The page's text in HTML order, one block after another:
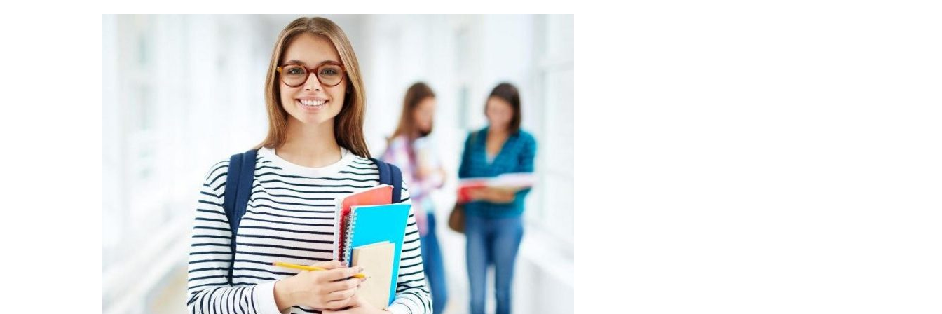
Onaylı Not belgesi (transkript); başvuruda bulunan öğrencinin ayrılacağı kurumda okuduğu bütün
dersleri ve bu derslerden aldığı notları gösteren belge.( E-Devlet, Elektronik imza ya da Islak
Öğrencinin yerleştiği yıldaki LYS ve ÖSYS Sonuç Belgesi (İnternet çıktısı)
ÖSYM Yerleştirme Belgesi. (İnternet çıktısı)
DGS ile yerleşen öğrencilerin DGS Sonuç belgesi ve DGS Yerleştirme belgesi.(internet çıktısı